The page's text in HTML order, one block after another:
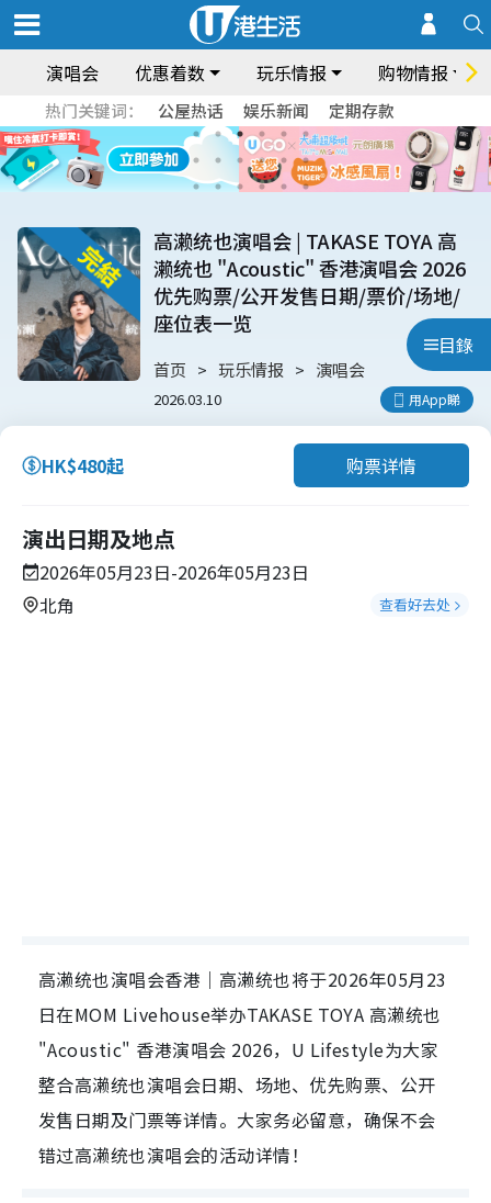
演唱会 优惠着数 玩乐情报 购物情报
热门关键词： 公屋热话 娱乐新闻 定期存款
目錄
高濑统也演唱会 | TAKASE TOYA 高
濑统也 "Acoustic" 香港演唱会 2026
优先购票/公开发售日期/票价/场地/
座位表一览
首页 玩乐情报 演唱会
2026.03.10 用App睇
HK$480起 购票详情
演出日期及地点
2026年05月23日-2026年05月23日
北角
查看好去处
高濑统也演唱会香港｜高濑统也将于2026年05月23
日在MOM Livehouse举办TAKASE TOYA 高濑统也
"Acoustic" 香港演唱会 2026，U Lifestyle为大家
整合高濑统也演唱会日期、场地、优先购票、公开
发售日期及门票等详情。大家务必留意，确保不会
错过高濑统也演唱会的活动详情！